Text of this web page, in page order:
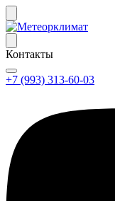
Контакты
+7 (993) 313-60-03